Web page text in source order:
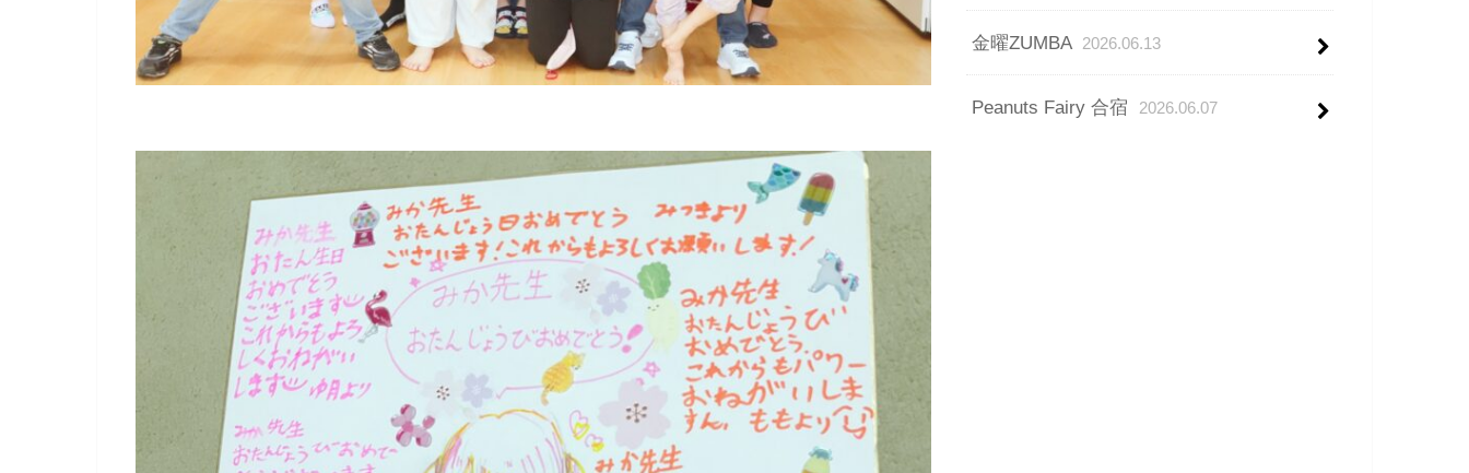
金曜ZUMBA 2026.06.13
Peanuts Fairy 合宿 2026.06.07